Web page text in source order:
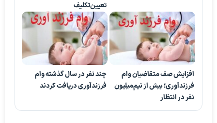
تعیین‌تکلیف
افزایش صف متقاضیان وام
فرزندآوری؛ بیش از نیم‌میلیون
نفر در انتظار
چند نفر در سال گذشته وام
فرزندآوری دریافت کردند